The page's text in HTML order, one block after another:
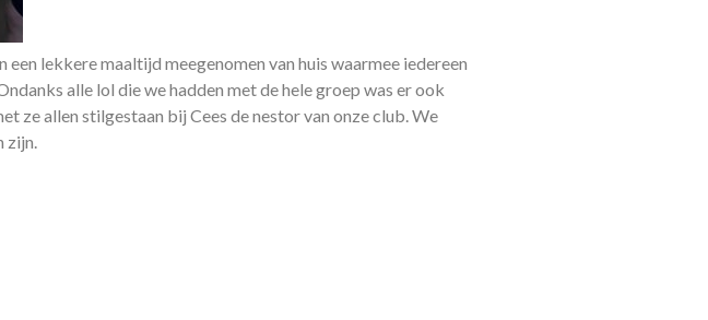
lekkere maaltijd meegenomen van huis waarmee iedereen
alle lol die we hadden met de hele groep was er ook
ze allen stilgestaan bij Cees de nestor van onze club. We
zijn.